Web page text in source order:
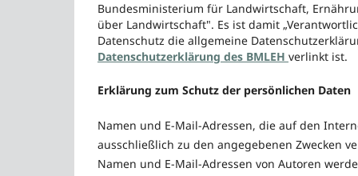
Bundesministerium für Landwirtschaft,
über Landwirtschaft". Es ist damit
Datenschutz die allgemeine
Datenschutzerklärung des BMLEH verlinkt ist.
Erklärung zum Schutz der persönlichen Daten
Namen und E-Mail-Adressen, die auf den
ausschließlich zu den angegebenen Zwecken
Namen und E-Mail-Adressen von Autoren